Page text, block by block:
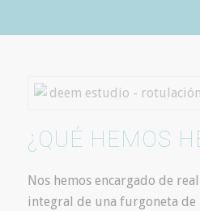
¿QUÉ HEMOS
Nos hemos encargado de
integral de una furgoneta de